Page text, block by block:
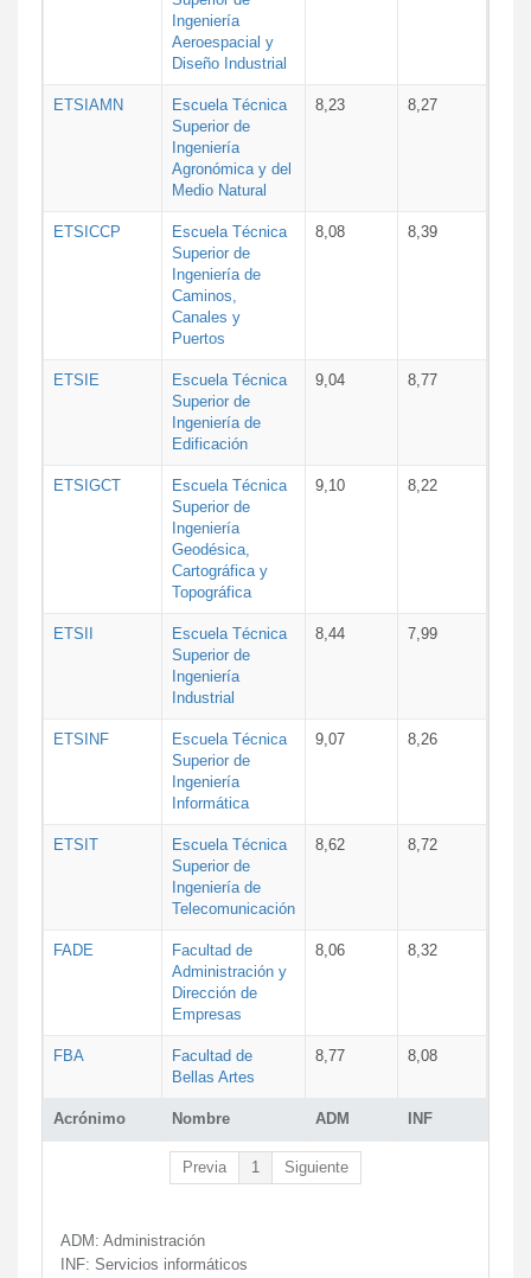
Acrónimo Nombre ADM INF
Ingeniería
Aeroespacial y
Diseño Industrial
ETSIAMN
Escuela Técnica
Superior de
Ingeniería
Agronómica y del
Medio Natural
8,23 8,27
ETSICCP
Escuela Técnica
Superior de
Ingeniería de
Caminos,
Canales y
Puertos
8,08 8,39
ETSIE
Escuela Técnica
Superior de
Ingeniería de
Edificación
9,04 8,77
ETSIGCT
Escuela Técnica
Superior de
Ingeniería
Geodésica,
Cartográfica y
Topográfica
9,10 8,22
ETSII
Escuela Técnica
Superior de
Ingeniería
Industrial
8,44 7,99
ETSINF
Escuela Técnica
Superior de
Ingeniería
Informática
9,07 8,26
ETSIT
Escuela Técnica
Superior de
Ingeniería de
Telecomunicación
8,62 8,72
FADE
Facultad de
Administración y
Dirección de
Empresas
8,06 8,32
FBA
Facultad de
Bellas Artes
8,77 8,08
Previa 1 Siguiente
ADM: Administración
INF: Servicios informáticos